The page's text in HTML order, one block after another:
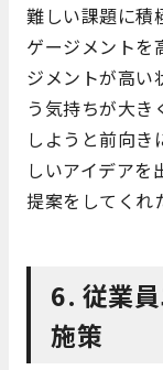
難しい課題に積
ゲージメントを
ジメントが高い
う気持ちが大
しようと前向き
しいアイデアを
提案をしてくれ
6. 従業
施策